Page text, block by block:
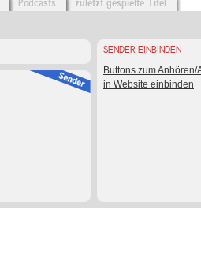
Podcasts zuletzt gespielte Titel
SENDER EINBINDEN
Buttons zum Anhören/
in Website einbinden